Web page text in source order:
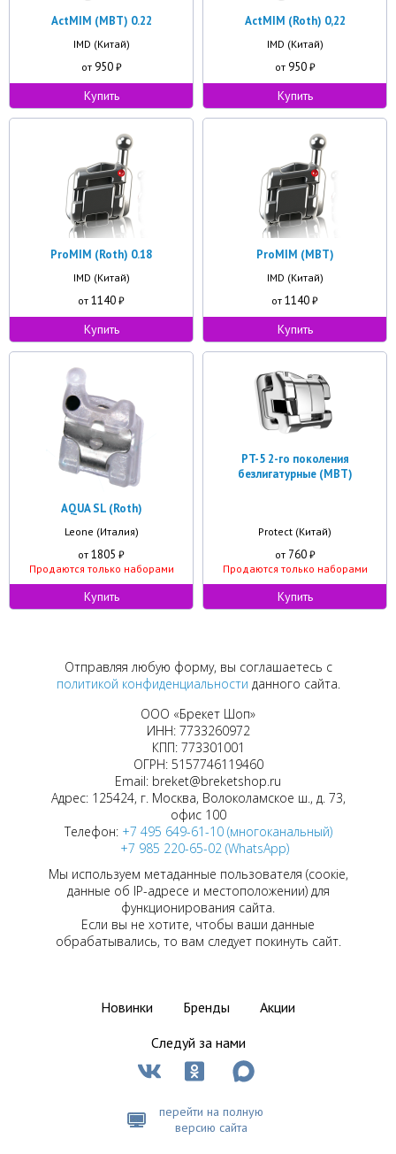
ActMIM (MBT) 0.22
IMD (Китай)
от 950₽
Купить
ActMIM (Roth) 0,22
IMD (Китай)
от 950₽
Купить
ProMIM (Roth) 0.18
IMD (Китай)
от 1140 ₽
Купить
ProMIM (MBT)
IMD (Китай)
от 1140 ₽
Купить
AQUA SL (Roth)
Leone (Италия)
от 1805 ₽
Продаются только наборами
Купить
PT-5 2-го поколения
безлигатурные (MBT)
Protect (Китай)
от 760₽
Продаются только наборами
Купить
Отправляя любую форму, вы соглашаетесь с
политикой конфиденциальности данного сайта.
ООО «Брекет Шоп»
ИНН: 7733260972
КПП: 773301001
ОГРН: 5157746119460
Email: breket@breketshop.ru
Адрес: 125424, г. Москва, Волоколамское ш., д. 73,
офис 100
Телефон: +7 495 649-61-10 (многоканальный)
+7 985 220-65-02 (WhatsApp)
Мы используем метаданные пользователя (соокіе,
данные об IP-адресе и местоположении) для
функционирования сайта.
Если вы не хотите, чтобы ваши данные
обрабатывались, то вам следует покинуть сайт.
Новинки Бренды
Акции
Следуй за нами
перейти на полную
версию сайта